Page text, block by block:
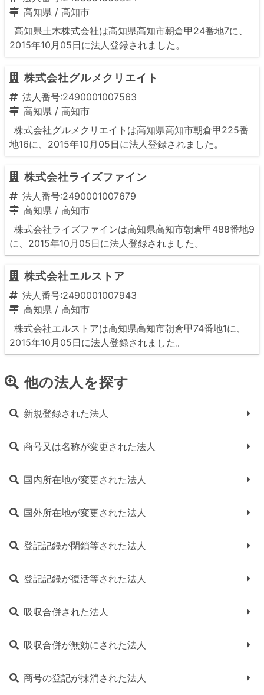
高知県 / 高知市
高知県土木株式会社は高知県高知市朝倉甲24番地7に、
2015年10月05日に法人登録されました。
株式会社グルメクリエイト
法人番号:2490001007563
高知県 / 高知市
株式会社グルメクリエイトは高知県高知市朝倉甲225番
地16に、2015年10月05日に法人登録されました。
株式会社ライズファイン
法人番号:2490001007679
高知県 / 高知市
株式会社ライズファインは高知県高知市朝倉甲488番地9
に、2015年10月05日に法人登録されました。
株式会社エルストア
法人番号:2490001007943
高知県 / 高知市
株式会社エルストアは高知県高知市朝倉甲74番地1に、
2015年10月05日に法人登録されました。
他の法人を探す
新規登録された法人
商号又は名称が変更された法人
国内所在地が変更された法人
国外所在地が変更された法人
登記記録が閉鎖等された法人
登記記録が復活等された法人
吸収合併された法人
吸収合併が無効にされた法人
商号の登記が抹消された法人